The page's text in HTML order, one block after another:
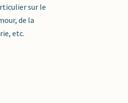
sur le
de la
etc.